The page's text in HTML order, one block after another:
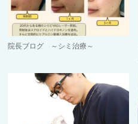
院長ブログ ～シミ治療～